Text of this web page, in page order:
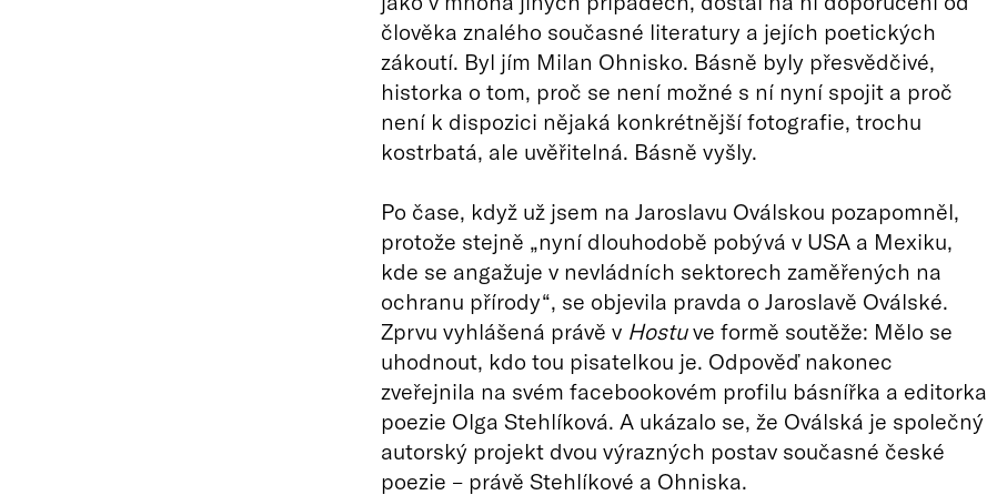
člověka znalého současné literatury a jejích poetických
zákoutí. Byl jím Milan Ohnisko. Básně byly přesvědčivé,
historka o tom, proč se není možné s ní nyní spojit a proč
není k dispozici nějaká konkrétnější fotografie, trochu
kostrbatá, ale uvěřitelná. Básně vyšly.
Po čase, když už jsem na Jaroslavu Oválskou pozapomněl,
protože stejně „nyní dlouhodobě pobývá v USA a Mexiku,
kde se angažuje v nevládních sektorech zaměřených na
ochranu přírody“, se objevila pravda o Jaroslavě Oválské.
Zprvu vyhlášená právě v Hostuve formě soutěže: Mělo se
uhodnout, kdo tou pisatelkou je. Odpověď nakonec
zveřejnila na svém facebookovém profilu básnířka a editorka
poezie Olga Stehlíková. A ukázalo se, že Oválská je společný
autorský projekt dvou výrazných postav současné české
poezie – právě Stehlíkové a Ohniska.